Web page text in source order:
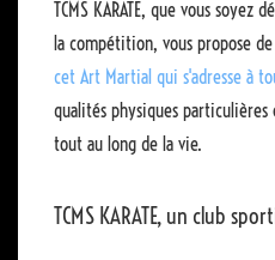
TCMS KARATE, que vous
la compétition, vous propose
cet Art Martial qui s'adresse à
qualités physiques
tout au long de la vie.
TCMS KARATE, un club